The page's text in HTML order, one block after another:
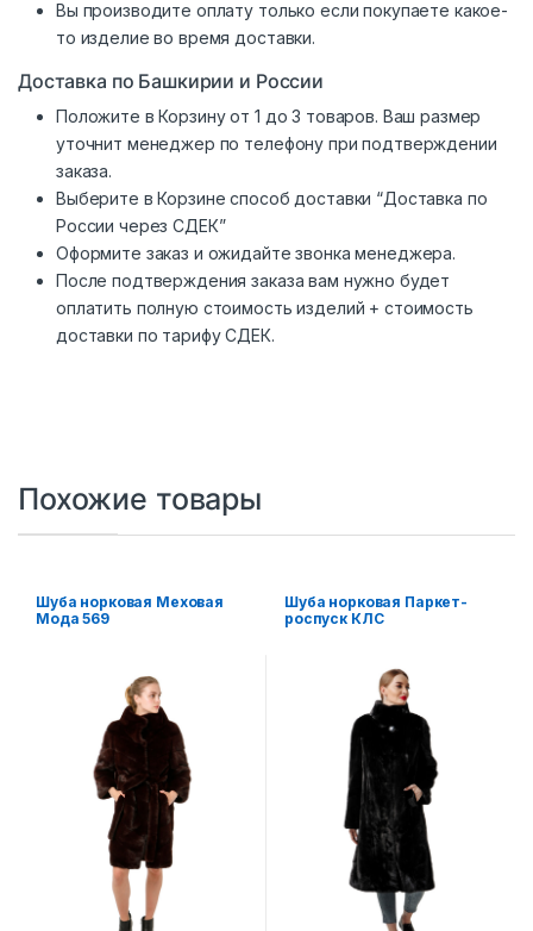
Вы производите оплату только если покупаете какое-
то изделие во время доставки.
Доставка по Башкирии и России
Положите в Корзину от 1 до 3 товаров. Ваш размер
уточнит менеджер по телефону при подтверждении
заказа.
Выберите в Корзине способ доставки “Доставка по
России через СДЕК”
Оформите заказ и ожидайте звонка менеджера.
После подтверждения заказа вам нужно будет
оплатить полную стоимость изделий + стоимость
доставки по тарифу СДЕК.
Похожие товары
Шуба норковая Меховая
Мода 569
Шуба норковая Паркет-
роспуск КЛС